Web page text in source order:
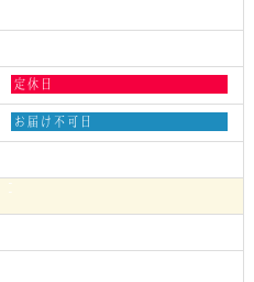
水
日,
8
2026
定休日
木
2026
お届け不可日